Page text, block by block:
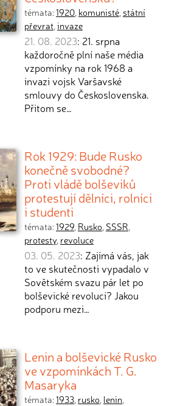
témata:1920, komunisté, státní
převrat,invaze
21. 08. 2023: 21. srpna
každoročně plní naše média
vzpomínky na rok 1968 a
invazi vojsk Varšavské
smlouvy do Československa.
Přitom se…
Rok 1929: Bude Rusko
konečně svobodné?
Proti vládě bolševiků
protestují dělníci, rolníci
i studenti
témata:1929, Rusko, SSSR,
protesty, revoluce
03. 05. 2023: Zajímá vás, jak
to ve skutečnosti vypadalo v
Sovětském svazu pár let po
bolševické revoluci? Jakou
podporu mezi…
Lenin a bolševické Rusko
ve vzpomínkách T. G.
Masaryka
témata:1933, rusko, lenin,